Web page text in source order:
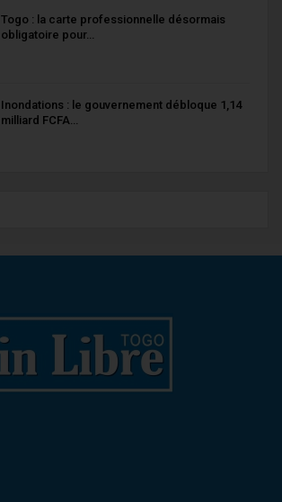
Togo : la carte professionnelle désormais
obligatoire pour…
Inondations : le gouvernement débloque 1,14
milliard FCFA…